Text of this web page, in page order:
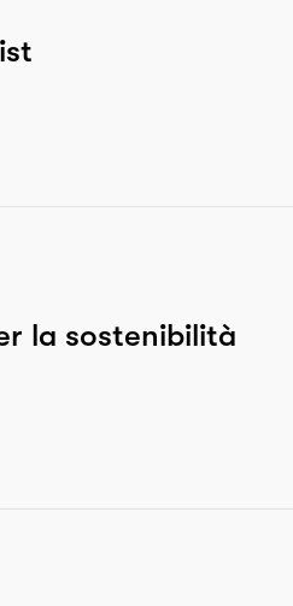
la sostenibilità